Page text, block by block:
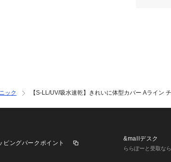
※照明の
合があり
ック 【S-LL/UV/吸水速乾】きれいに体型カバー Aライン
ピングパークポイント
&mallデスク
ららぽーと受取な